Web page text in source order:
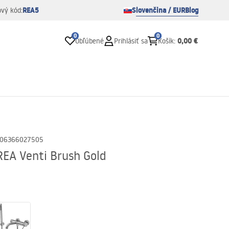
kód:REA5 Slovenčina / EURBlog
0
Obľúbené Prihlásiť sa
0
Košík: 0,00 €
Venti Brush Gold